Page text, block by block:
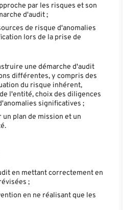
par les risques et son
d'audit ;
de risque d'anomalies
lors de la prise de
une démarche d'audit
différentes, y compris des
du risque inhérent,
l'entité, choix des diligences
significatives ;
plan de mission et un
en mettant correctement en
;
en ne réalisant que les